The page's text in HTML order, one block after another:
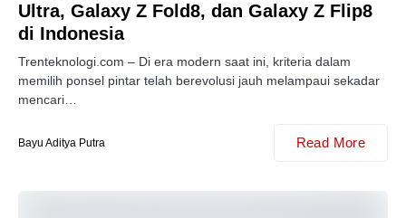
Ultra, Galaxy Z Fold8, dan Galaxy Z Flip8
di Indonesia
Trenteknologi.com – Di era modern saat ini, kriteria dalam
memilih ponsel pintar telah berevolusi jauh melampaui sekadar
mencari…
Bayu Aditya Putra Read More